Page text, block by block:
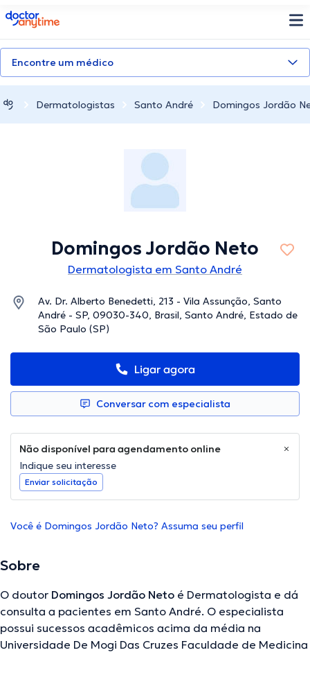
doctoranytime
Encontre um médico
Dermatologistas Santo André Domingos Jordão
Domingos Jordão Neto
Dermatologista em Santo André
Av. Dr. Alberto Benedetti, 213 - Vila Assunção, Santo
André - SP, 09030-340, Brasil, Santo André, Estado de
São Paulo (SP)
Ligar agora
Conversar com especialista
Não disponível para agendamento online
Indique seu interesse
Enviar solicitação
Você é Domingos Jordão Neto? Assuma seu perfil
Sobre
O doutor Domingos Jordão Neto é Dermatologista e dá
consulta a pacientes em Santo André. O especialista
possui sucessos acadêmicos acima da média na
Universidade De Mogi Das Cruzes Faculdade de Medicina